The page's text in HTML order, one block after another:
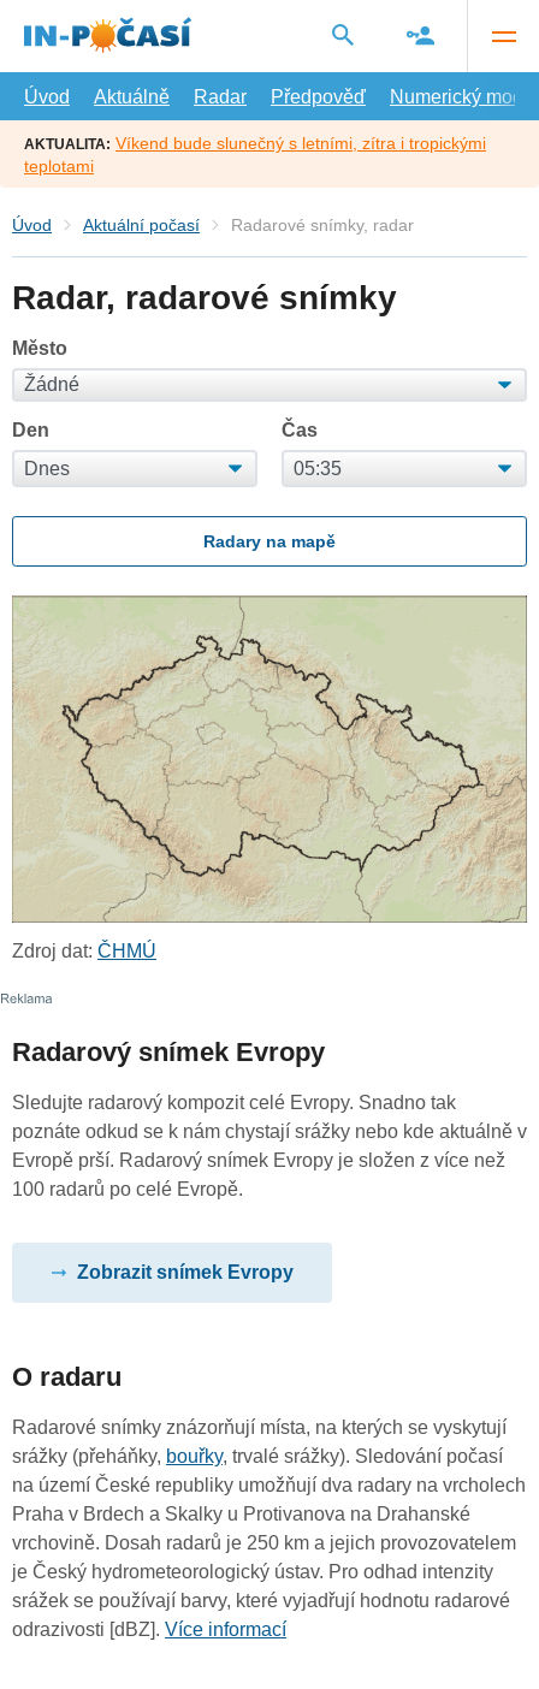
hlavní
Úvod
Aktuálně Radar Předpověď Numerický model
AKTUALITA: Víkend bude slunečný s letními, zítra i tropickými
teplotami
Úvod Aktuální počasí Radarové snímky, radar
Radar, radarové snímky
Město
Den Čas
Radary na mapě
Zdroj dat: ČHMÚ
Radarový snímek Evropy
Sledujte radarový kompozit celé Evropy. Snadno tak
poznáte odkud se k nám chystají srážky nebo kde aktuálně v
Evropě prší. Radarový snímek Evropy je složen z více než
100 radarů po celé Evropě.
Zobrazit snímek Evropy
O radaru
Radarové snímky znázorňují místa, na kterých se vyskytují
srážky (přeháňky, bouřky, trvalé srážky). Sledování počasí
na území České republiky umožňují dva radary na vrcholech
Praha v Brdech a Skalky u Protivanova na Drahanské
vrchovině. Dosah radarů je 250 km a jejich provozovatelem
je Český hydrometeorologický ústav. Pro odhad intenzity
srážek se používají barvy, které vyjadřují hodnotu radarové
odrazivosti [dBZ]. Více informací